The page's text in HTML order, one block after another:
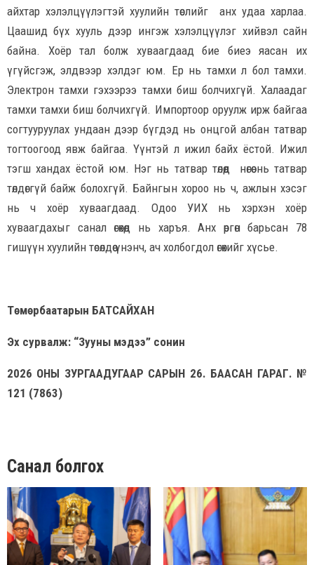
айхтар хэлэлцүүлэгтэй хуулийн төслийг анх удаа харлаа.
Цаашид бүх хууль дээр ингэж хэлэлцүүлэг хийвэл сайн
байна. Хоёр тал болж хуваагдаад бие биеэ яасан их
үгүйсгэж, элдвээр хэлдэг юм. Ер нь тамхи л бол тамхи.
Электрон тамхи гэхээрээ тамхи биш болчихгүй. Халаадаг
тамхи тамхи биш болчихгүй. Импортоор оруулж ирж байгаа
согтууруулах ундаан дээр бүгдэд нь онцгой албан татвар
тогтоогоод явж байгаа. Үүнтэй л ижил байх ёстой. Ижил
тэгш хандах ёстой юм. Нэг нь татвар төлөөд нөгөө нь татвар
төлдөггүй байж болохгүй. Байнгын хороо нь ч, ажлын хэсэг
нь ч хоёр хуваагдаад. Одоо УИХ нь хэрхэн хоёр
хуваагдахыг санал өгөхөд нь харъя. Анх өргөн барьсан 78
гишүүн хуулийн төсөлдөө үнэнч, ач холбогдол өгөхийг хүсье.
Төмөрбаатарын БАТСАЙХАН
Эх сурвалж: “Зууны мэдээ” сонин
2026 ОНЫ ЗУРГААДУГААР САРЫН 26. БААСАН ГАРАГ. №
121 (7863)
Санал болгох